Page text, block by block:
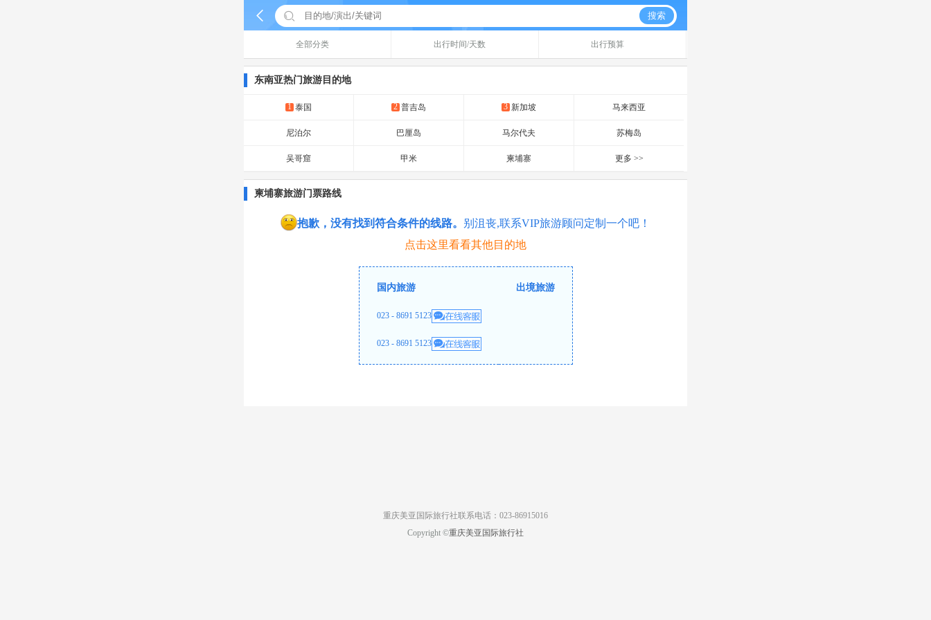
  搜索
全部分类 出行时间/天数 出行预算
东南亚热门旅游目的地
1 泰国 2 普吉岛 3 新加坡 马来西亚
尼泊尔 巴厘岛 马尔代夫 苏梅岛
吴哥窟 甲米 柬埔寨 更多 >>
柬埔寨旅游门票路线
抱歉，没有找到符合条件的线路。 别沮丧,联系VIP旅游顾问定制一个吧！
点击这里看看其他目的地
国内旅游
023 - 8691 5123
023 - 8691 5123
出境旅游
重庆美亚国际旅行社联系电话：023-86915016
Copyright ©重庆美亚国际旅行社